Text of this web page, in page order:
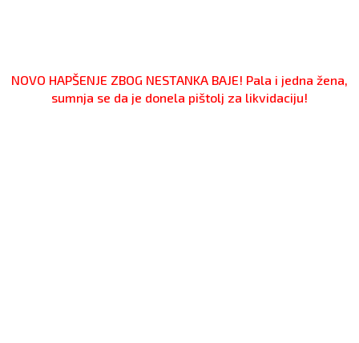
NOVO HAPŠENJE ZBOG NESTANKA BAJE! Pala i jedna žena,
sumnja se da je donela pištolj za likvidaciju!